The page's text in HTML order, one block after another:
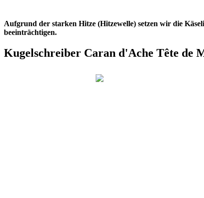
Aufgrund der starken Hitze (Hitzewelle) setzen wir die
beeinträchtigen.
Kugelschreiber Caran d'Ache Tête de